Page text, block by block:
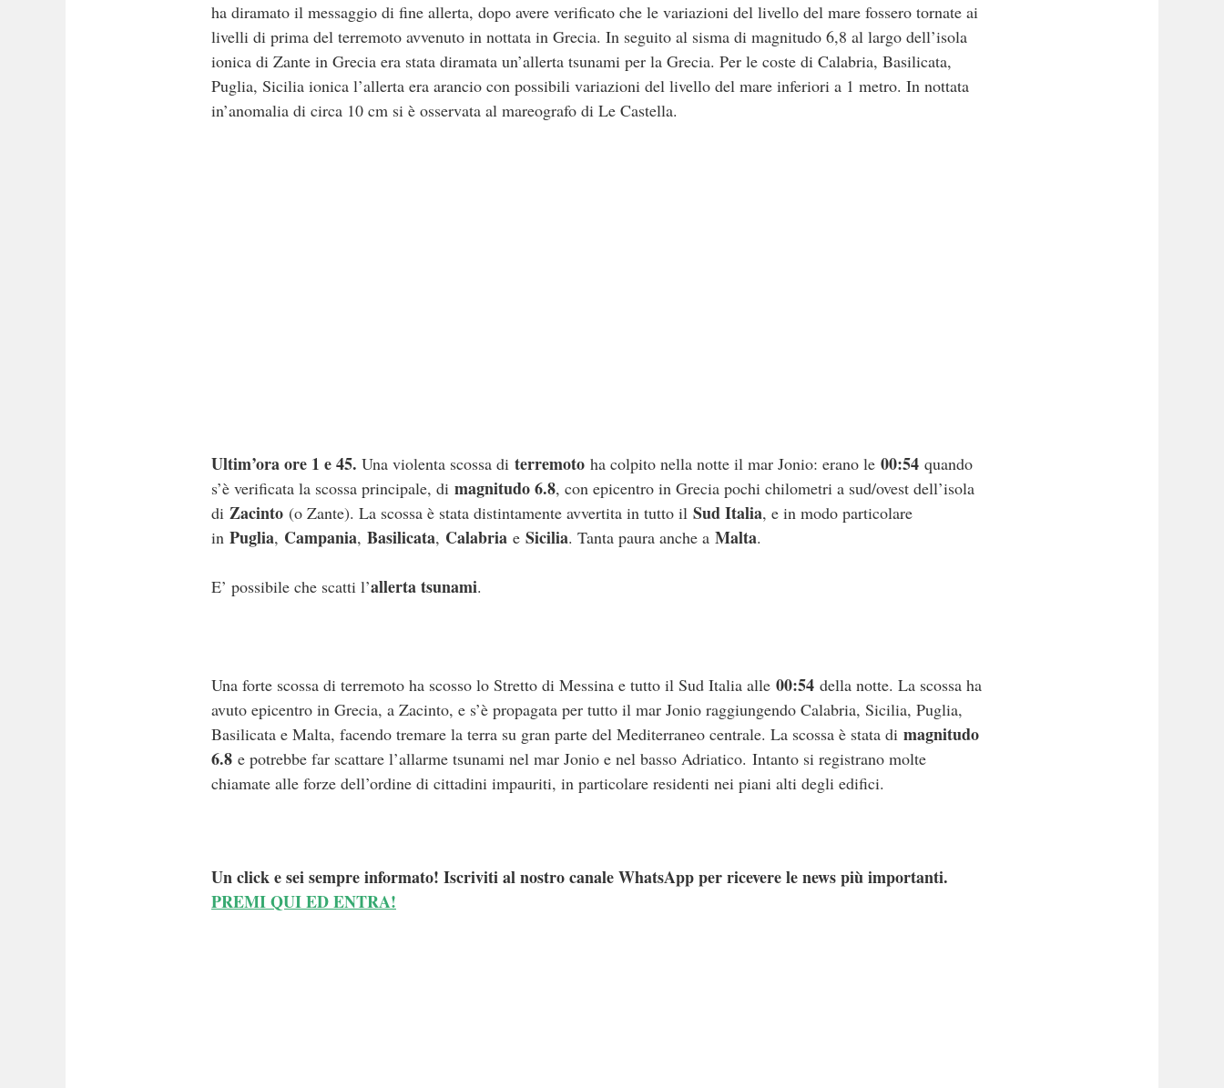
ha diramato il messaggio di fine allerta, dopo avere verificato che le variazioni del livello del mare fossero tornate ai
livelli di prima del terremoto avvenuto in nottata in Grecia. In seguito al sisma di magnitudo 6,8 al largo dell’isola
ionica di Zante in Grecia era stata diramata un’allerta tsunami per la Grecia. Per le coste di Calabria, Basilicata,
Puglia, Sicilia ionica l’allerta era arancio con possibili variazioni del livello del mare inferiori a 1 metro. In nottata
in’anomalia di circa 10 cm si è osservata al mareografo di Le Castella.
Ultim’ora ore 1 e 45. Una violenta scossa di terremoto ha colpito nella notte il mar Jonio: erano le 00:54 quando
s’è verificata la scossa principale, di magnitudo 6.8, con epicentro in Grecia pochi chilometri a sud/ovest dell’isola
di Zacinto (o Zante). La scossa è stata distintamente avvertita in tutto il Sud Italia, e in modo particolare
in Puglia, Campania, Basilicata, Calabria e Sicilia. Tanta paura anche a Malta.
E’ possibile che scatti l’allerta tsunami.
Una forte scossa di terremoto ha scosso lo Stretto di Messina e tutto il Sud Italia alle 00:54 della notte. La scossa ha
avuto epicentro in Grecia, a Zacinto, e s’è propagata per tutto il mar Jonio raggiungendo Calabria, Sicilia, Puglia,
Basilicata e Malta, facendo tremare la terra su gran parte del Mediterraneo centrale. La scossa è stata di magnitudo
6.8 e potrebbe far scattare l’allarme tsunami nel mar Jonio e nel basso Adriatico. Intanto si registrano molte
chiamate alle forze dell’ordine di cittadini impauriti, in particolare residenti nei piani alti degli edifici.
Un click e sei sempre informato! Iscriviti al nostro canale WhatsApp per ricevere le news più importanti.
PREMI QUI ED ENTRA!